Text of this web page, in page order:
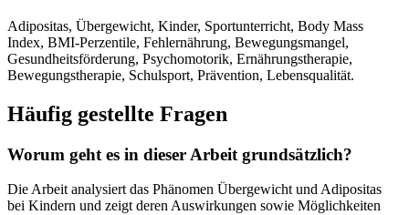
Adipositas, Übergewicht, Kinder, Sportunterricht, Body Mass
Index, BMI-Perzentile, Fehlernährung, Bewegungsmangel,
Gesundheitsförderung, Psychomotorik, Ernährungstherapie,
Bewegungstherapie, Schulsport, Prävention, Lebensqualität.
Häufig gestellte Fragen
Worum geht es in dieser Arbeit grundsätzlich?
Die Arbeit analysiert das Phänomen Übergewicht und Adipositas
bei Kindern und zeigt deren Auswirkungen sowie Möglichkeiten